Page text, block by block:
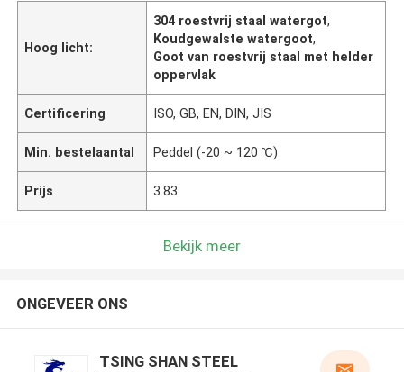
Hoog licht:
304 roestvrij staal watergot,
Koudgewalste watergoot,
Goot van roestvrij staal met helder
oppervlak
Certificering ISO, GB, EN, DIN, JIS
Min. bestelaantal Peddel (-20 ~ 120 ℃)
Prijs 3.83
Bekijk meer
ONGEVEER ONS
TSING SHAN STEEL